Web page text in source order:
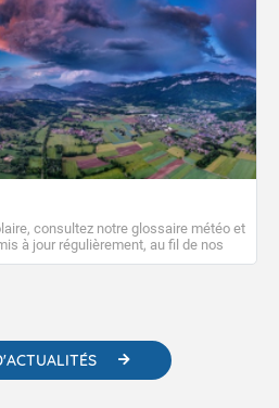
consultez notre glossaire météo et
à jour régulièrement, au fil de nos
également des liens utiles vers nos